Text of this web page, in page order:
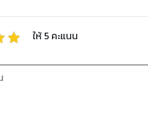
ให้ 5 คะแนน